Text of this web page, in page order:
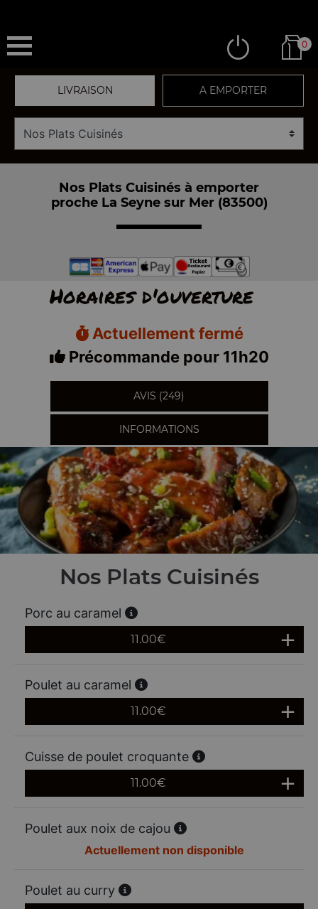
0
LIVRAISON A EMPORTER
Nos Plats Cuisinés à emporter
proche La Seyne sur Mer (83500)
Horaires d'ouverture
Actuellement fermé
Précommande pour 11h20
AVIS (249)
INFORMATIONS
Nos Plats Cuisinés
Porc au caramel
11.00€
Poulet au caramel
11.00€
Cuisse de poulet croquante
11.00€
Poulet aux noix de cajou
Actuellement non disponible
Poulet au curry